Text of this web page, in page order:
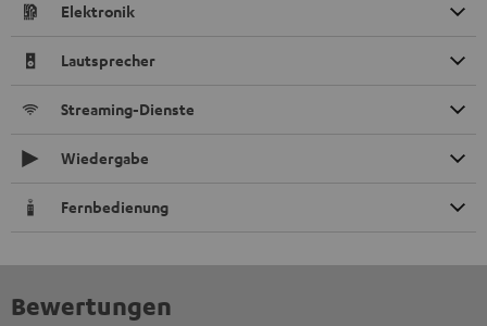
Elektronik
Lautsprecher
Streaming-Dienste
Wiedergabe
Fernbedienung
Bewertungen